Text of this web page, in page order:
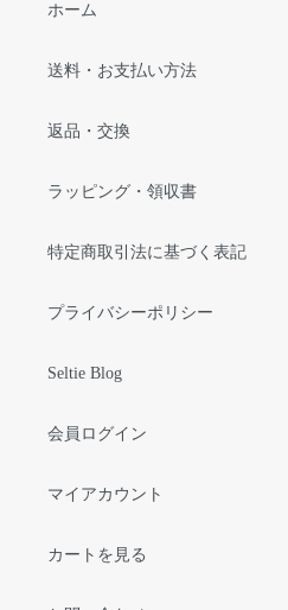
ホーム
送料・お支払い方法
返品・交換
ラッピング・領収書
特定商取引法に基づく表記
プライバシーポリシー
Seltie Blog
会員ログイン
マイアカウント
カートを見る